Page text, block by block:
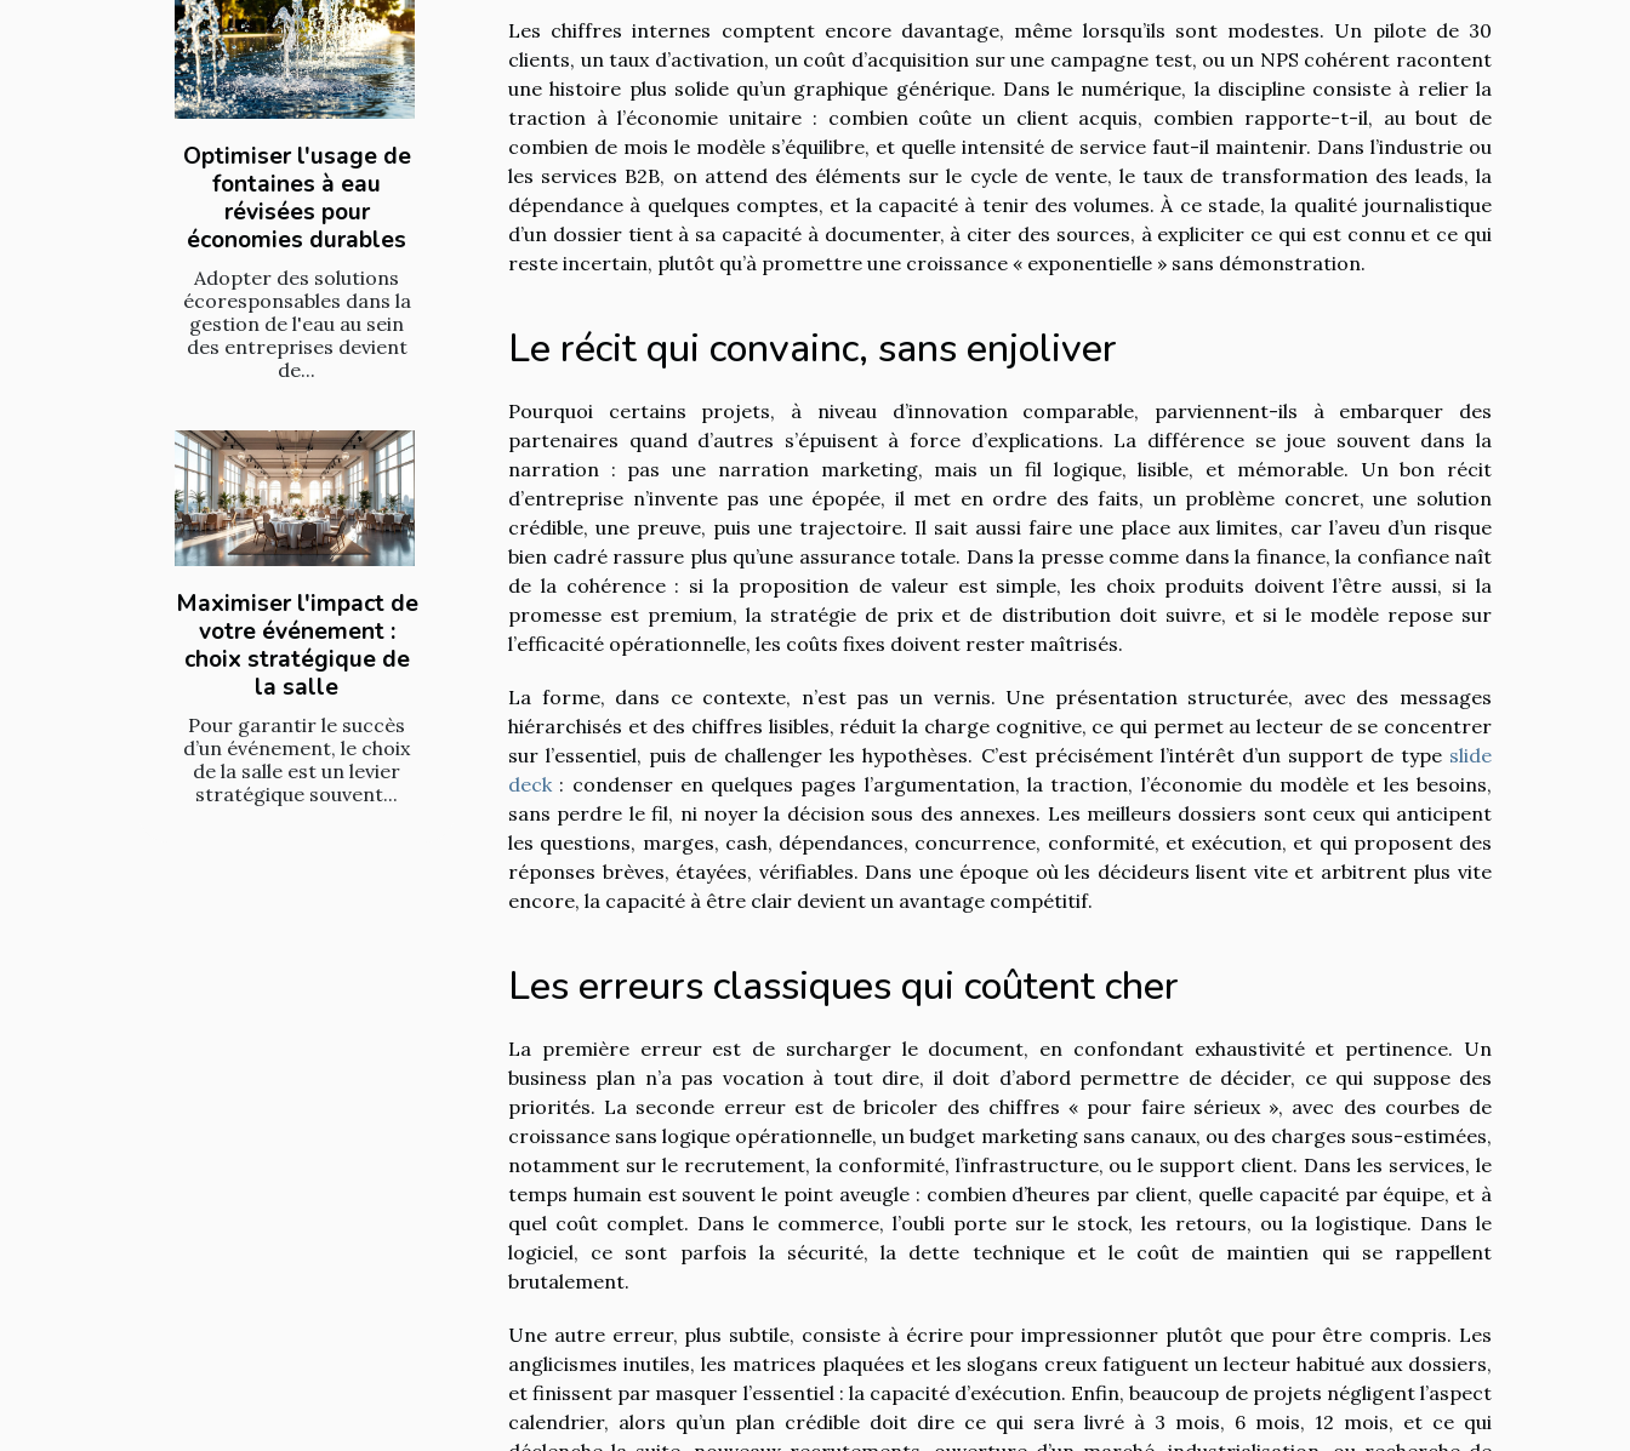
Optimiser l'usage de
fontaines à eau
révisées pour
économies durables
Adopter des solutions
écoresponsables dans la
gestion de l'eau au sein
des entreprises devient
de...
Maximiser l'impact de
votre événement :
choix stratégique de
la salle
Pour garantir le succès
d’un événement, le choix
de la salle est un levier
stratégique souvent...
Les chiffres internes comptent encore davantage, même lorsqu’ils sont modestes. Un pilote de 30
clients, un taux d’activation, un coût d’acquisition sur une campagne test, ou un NPS cohérent racontent
une histoire plus solide qu’un graphique générique. Dans le numérique, la discipline consiste à relier la
traction à l’économie unitaire : combien coûte un client acquis, combien rapporte-t-il, au bout de
combien de mois le modèle s’équilibre, et quelle intensité de service faut-il maintenir. Dans l’industrie ou
les services B2B, on attend des éléments sur le cycle de vente, le taux de transformation des leads, la
dépendance à quelques comptes, et la capacité à tenir des volumes. À ce stade, la qualité journalistique
d’un dossier tient à sa capacité à documenter, à citer des sources, à expliciter ce qui est connu et ce qui
reste incertain, plutôt qu’à promettre une croissance « exponentielle » sans démonstration.
Le récit qui convainc, sans enjoliver
Pourquoi certains projets, à niveau d’innovation comparable, parviennent-ils à embarquer des
partenaires quand d’autres s’épuisent à force d’explications. La différence se joue souvent dans la
narration : pas une narration marketing, mais un fil logique, lisible, et mémorable. Un bon récit
d’entreprise n’invente pas une épopée, il met en ordre des faits, un problème concret, une solution
crédible, une preuve, puis une trajectoire. Il sait aussi faire une place aux limites, car l’aveu d’un risque
bien cadré rassure plus qu’une assurance totale. Dans la presse comme dans la finance, la confiance naît
de la cohérence : si la proposition de valeur est simple, les choix produits doivent l’être aussi, si la
promesse est premium, la stratégie de prix et de distribution doit suivre, et si le modèle repose sur
l’efficacité opérationnelle, les coûts fixes doivent rester maîtrisés.
La forme, dans ce contexte, n’est pas un vernis. Une présentation structurée, avec des messages
hiérarchisés et des chiffres lisibles, réduit la charge cognitive, ce qui permet au lecteur de se concentrer
sur l’essentiel, puis de challenger les hypothèses. C’est précisément l’intérêt d’un support de type slide
deck : condenser en quelques pages l’argumentation, la traction, l’économie du modèle et les besoins,
sans perdre le fil, ni noyer la décision sous des annexes. Les meilleurs dossiers sont ceux qui anticipent
les questions, marges, cash, dépendances, concurrence, conformité, et exécution, et qui proposent des
réponses brèves, étayées, vérifiables. Dans une époque où les décideurs lisent vite et arbitrent plus vite
encore, la capacité à être clair devient un avantage compétitif.
Les erreurs classiques qui coûtent cher
La première erreur est de surcharger le document, en confondant exhaustivité et pertinence. Un
business plan n’a pas vocation à tout dire, il doit d’abord permettre de décider, ce qui suppose des
priorités. La seconde erreur est de bricoler des chiffres « pour faire sérieux », avec des courbes de
croissance sans logique opérationnelle, un budget marketing sans canaux, ou des charges sous-estimées,
notamment sur le recrutement, la conformité, l’infrastructure, ou le support client. Dans les services, le
temps humain est souvent le point aveugle : combien d’heures par client, quelle capacité par équipe, et à
quel coût complet. Dans le commerce, l’oubli porte sur le stock, les retours, ou la logistique. Dans le
logiciel, ce sont parfois la sécurité, la dette technique et le coût de maintien qui se rappellent
brutalement.
Une autre erreur, plus subtile, consiste à écrire pour impressionner plutôt que pour être compris. Les
anglicismes inutiles, les matrices plaquées et les slogans creux fatiguent un lecteur habitué aux dossiers,
et finissent par masquer l’essentiel : la capacité d’exécution. Enfin, beaucoup de projets négligent l’aspect
calendrier, alors qu’un plan crédible doit dire ce qui sera livré à 3 mois, 6 mois, 12 mois, et ce qui